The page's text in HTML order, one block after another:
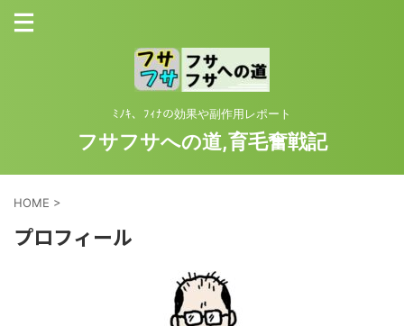
ﾐﾉｷ、ﾌｨﾅの効果や副作用レポート
フサフサへの道,育毛奮戦記
HOME >
プロフィール